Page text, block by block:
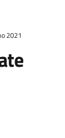
2021